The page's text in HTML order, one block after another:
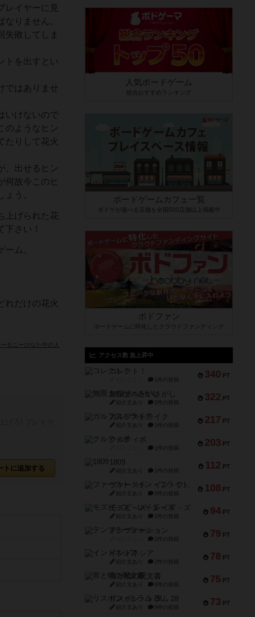
レイヤーに見
りません。
失敗してしま
トを出すとい
ではありませ
いけないので
のようなヒン
たりして花火
、出せるヒン
何故今このヒ
う。
上げられた花
さい！
ム。
れだけの花火
ーモニーひなた中の人
トに追加する
人気ボードゲーム
総合おすすめランキング
ボードゲームカフェ一覧
ボドゲが遊べる店舗を全国500店舗以上掲載中
ボドファン
ボードゲームに特化したクラウドファンディング
アクセス数 急上昇中
340 PT
コレクト！
1件の投稿
322 PT
無限まちがいさがし
紹介文あり 2件の投稿
217 PT
ガルフストライク
紹介文あり 1件の投稿
203 PT
クルティボ
1件の投稿
112 PT
1809
紹介文あり 1件の投稿
108 PT
ファースト・イン・フライト
紹介文あり 3件の投稿
94 PT
モズビ－ズ・レイダ－ズ
紹介文あり 1件の投稿
79 PT
テンプテーション
2件の投稿
78 PT
インドネシア
紹介文あり 2件の投稿
75 PT
宵と暁の呪文書
紹介文あり 8件の投稿
73 PT
リスボン・トラム 28
紹介文あり 9件の投稿